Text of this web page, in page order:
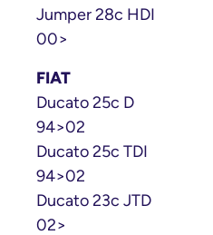
Jumper 28c HDI
00>
FIAT
Ducato 25c D
94>02
Ducato 25c TDI
94>02
Ducato 23c JTD
02>